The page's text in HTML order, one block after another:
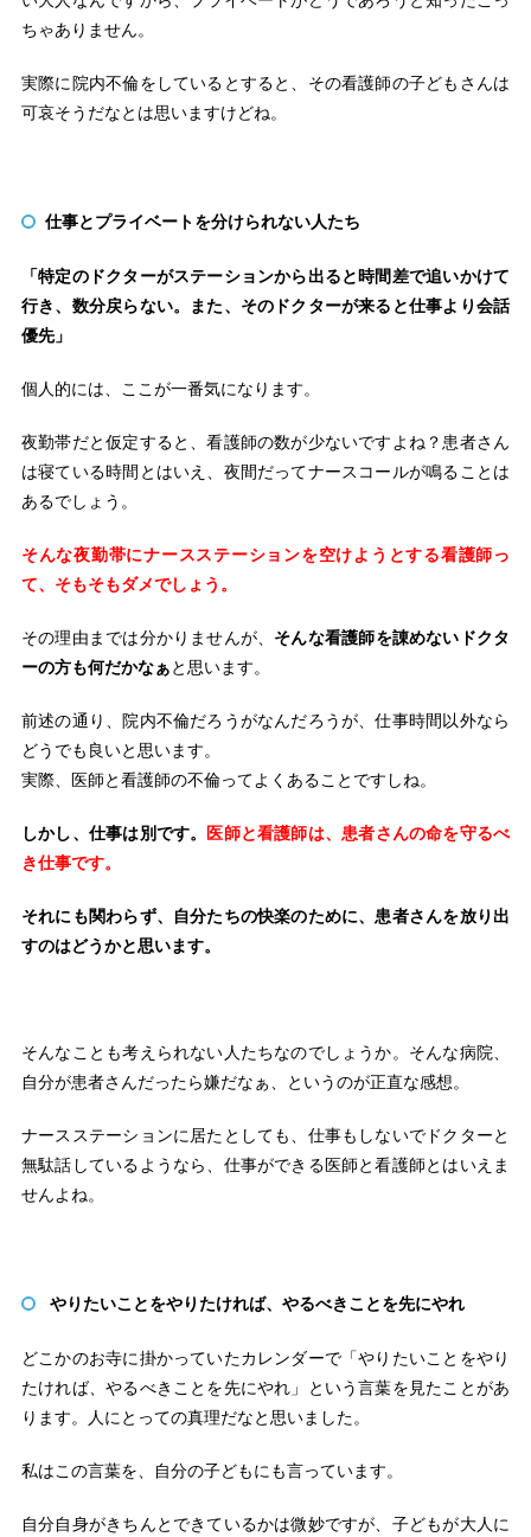
ちゃありません。
実際に院内不倫をしているとすると、その看護師の子どもさんは
可哀そうだなとは思いますけどね。
仕事とプライベートを分けられない人たち
「特定のドクターがステーションから出ると時間差で追いかけて
行き、数分戻らない。また、そのドクターが来ると仕事より会話
優先」
個人的には、ここが一番気になります。
夜勤帯だと仮定すると、看護師の数が少ないですよね？患者さん
は寝ている時間とはいえ、夜間だってナースコールが鳴ることは
あるでしょう。
そんな夜勤帯にナースステーションを空けようとする看護師っ
て、そもそもダメでしょう。
その理由までは分かりませんが、 そんな看護師を諌めないドクタ
ーの方も何だかなぁと思います。
前述の通り、院内不倫だろうがなんだろうが、仕事時間以外なら
どうでも良いと思います。
実際、医師と看護師の不倫ってよくあることですしね。
しかし、仕事は別です。
医師と看護師は、患者さんの命を守るべ
き仕事です。
それにも関わらず、自分たちの快楽のために、患者さんを放り出
すのはどうかと思います。
そんなことも考えられない人たちなのでしょうか。そんな病院、
自分が患者さんだったら嫌だなぁ、というのが正直な感想。
ナースステーションに居たとしても、仕事もしないでドクターと
無駄話しているようなら、仕事ができる医師と看護師とはいえま
せんよね。
やりたいことをやりたければ、やるべきことを先にやれ
どこかのお寺に掛かっていたカレンダーで「やりたいことをやり
たければ、やるべきことを先にやれ」という言葉を見たことがあ
ります。人にとっての真理だなと思いました。
私はこの言葉を、自分の子どもにも言っています。
自分自身がきちんとできているかは微妙ですが、子どもが大人に